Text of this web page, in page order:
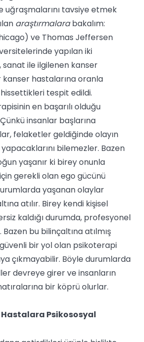
uğraşmalarını tavsiye etmek
araştırmalarabakalım:
ve Thomas Jeffersen
yapılan iki
ile ilgilenen kanser
kanser hastalarına oranla
hissettikleri tespit edildi.
en başarılı olduğu
insanlar başlarına
felaketler geldiğinde olayın
bilemezler. Bazen
yaşanır ki birey onunla
gerekli olan ego gücünü
yaşanan olaylar
atılır. Birey kendi kişisel
kaldığı durumda, profesyonel
bu bilinçaltına atılmış
bir yol olan psikoterapi
çıkmayabilir. Böyle durumlarda
devreye girer ve insanların
bir köprü olurlar.
Psikososyal